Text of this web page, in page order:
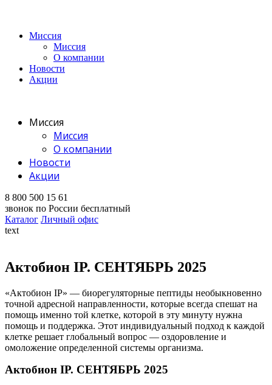
Миссия
Миссия
О компании
Новости
Акции
Миссия
Миссия
О компании
Новости
Акции
8 800 500 15 61
звонок по России бесплатный
Каталог Личный офис
text
Актобион IP. СЕНТЯБРЬ 2025
«Актобион IP» — биорегуляторные пептиды необыкновенно
точной адресной направленности, которые всегда спешат на
помощь именно той клетке, которой в эту минуту нужна
помощь и поддержка. Этот индивидуальный подход к каждой
клетке решает глобальный вопрос — оздоровление и
омоложение определенной системы организма.
Актобион IP. СЕНТЯБРЬ 2025